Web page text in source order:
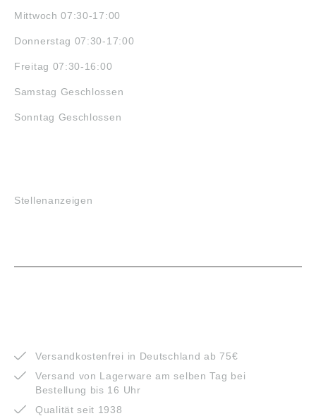
Mittwoch 07:30-17:00
Donnerstag 07:30-17:00
Freitag 07:30-16:00
Samstag Geschlossen
Sonntag Geschlossen
Stellenanzeigen
Versandkostenfrei in Deutschland ab 75€
Versand von Lagerware am selben Tag bei
Bestellung bis 16 Uhr
Qualität seit 1938